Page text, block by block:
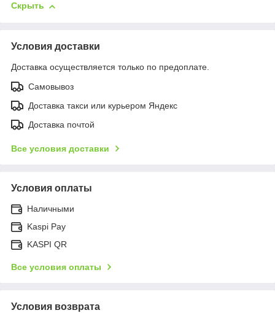
Скрыть
Условия доставки
Доставка осуществляется только по предоплате.
Самовывоз
Доставка такси или курьером Яндекс
Доставка почтой
Все условия доставки
Условия оплаты
Наличными
Kaspi Pay
KASPI QR
Все условия оплаты
Условия возврата